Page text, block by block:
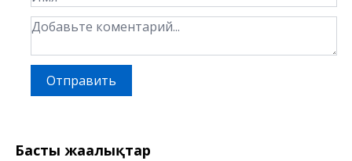
Отправить
Басты жаңалықтар